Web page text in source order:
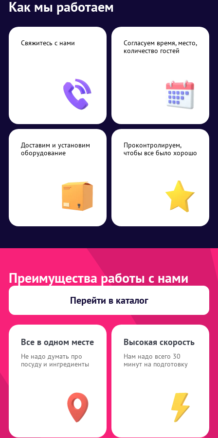
Как мы работаем
Свяжитесь с нами
Согласуем время, место,
количество гостей
Доставим и установим
оборудование
Проконтролируем,
чтобы все было хорошо
Преимущества работы с нами
Перейти в каталог
Все в одном месте
Не надо думать про
посуду и ингредиенты
Высокая скорость
Нам надо всего 30
минут на подготовку